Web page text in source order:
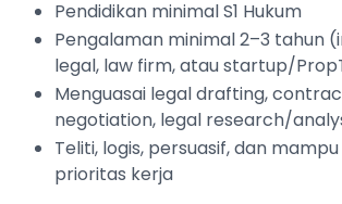
Pendidikan minimal S1 Hukum
Pengalaman minimal 2–3 tahun
legal, law firm, atau startup/
Menguasai legal drafting,
negotiation, legal research/
Teliti, logis, persuasif, dan
prioritas kerja